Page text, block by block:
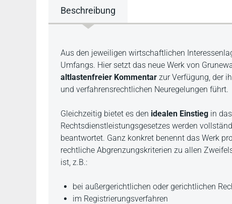
Beschreibung
Beschreibung
Aus den jeweiligen wirtschaftlichen
Umfangs. Hier setzt das neue Werk von
altlastenfreier Kommentar zur Verfügung, der
und verfahrensrechtlichen Neuregelungen führt.
Gleichzeitig bietet es den idealen Einstieg in
Rechtsdienstleistungsgesetzes werden
beantwortet. Ganz konkret benennt das Werk
rechtliche Abgrenzungskriterien zu allen
ist, z.B.:
bei außergerichtlichen oder gerichtlichen
im Registrierungsverfahren